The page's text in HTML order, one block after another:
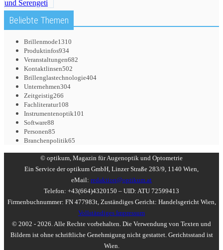
Beliebte Themen
Brillenmode1310
Produktinfos934
Veranstaltungen682
Kontaktlinsen502
Brillenglastechnologie404
Unternehmen304
Zeitgeistig266
Fachliteratur108
Instrumentenoptik101
Software88
Personen85
Branchenpolitik65
© optikum, Magazin für Augenoptik und Optometrie
Ein Service der optikum GmbH, Linzer Straße 283/9, 1140 Wien,
eMail: redaktion@optikum.at
Telefon: +43(664)4320150 – UID: ATU 72599413
Firmenbuchnummer: FN 477983t, Zuständiges Gericht: Handelsgericht Wien,
Vollständiges Impressum
© 2002 - 2026. Alle Rechte vorbehalten. Die Verwendung von Texten und
Bildern ist ohne schriftliche Genehmigung nicht gestattet. Gerichtsstand ist
Wien.